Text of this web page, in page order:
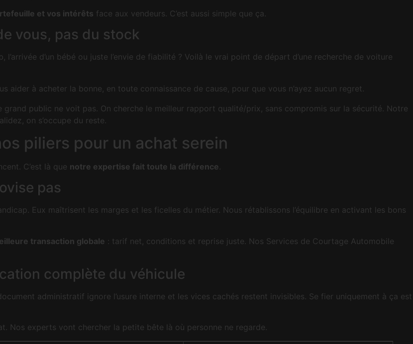
et vos intérêts face aux vendeurs. C’est aussi simple que ça.
vous, pas du stock
d’un bébé ou juste l’envie de fiabilité ? Voilà le vrai point de départ d’une recherche de voiture
aider à acheter la bonne, en toute connaissance de cause, pour que vous n’ayez aucun regret.
public ne voit pas. On cherche le meilleur rapport qualité/prix, sans compromis sur la sécurité. Notre
on s’occupe du reste.
piliers pour un achat serein
C’est là que notre expertise fait toute la différence.
pas
Eux maîtrisent les marges et les ficelles du métier. Nous rétablissons l’équilibre en activant les bons
transaction globale : tarif net, conditions et reprise juste. Nos Services de Courtage Automobile
complète du véhicule
administratif ignore l’usure interne et les vices cachés restent invisibles. Se fier uniquement à ça est
Nos experts vont chercher la petite bête là où personne ne regarde.